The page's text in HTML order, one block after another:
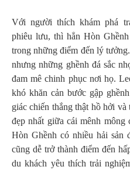
Với người thích khám phá
phiêu lưu, thì hẳn Hòn
trong những điểm đến lý
nhưng những ghềnh đá sắc
đam mê chinh phục nơi họ.
khó khăn cản bước gập
giác chiến thắng thật hồ hởi
đẹp nhất giữa cái mênh
Hòn Ghềnh có nhiều hải sản
cũng dễ trở thành điểm đến
du khách yêu thích trải